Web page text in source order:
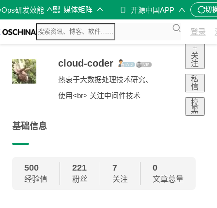
研发效能 媒体矩阵 开源中国APP 切
登录
cloud-coder
热衷于大数据处理技术研究、
使用<br> 关注中间件技术
+
关
注
私
信
拉
黑
基础信息
500
经验值
221
粉丝
7
关注
0
文章总量